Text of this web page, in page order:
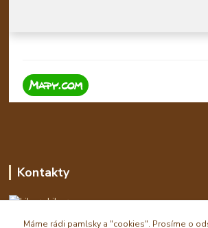
Kontakty
Libor
Máme rádi pamlsky a "cookies". Prosíme o